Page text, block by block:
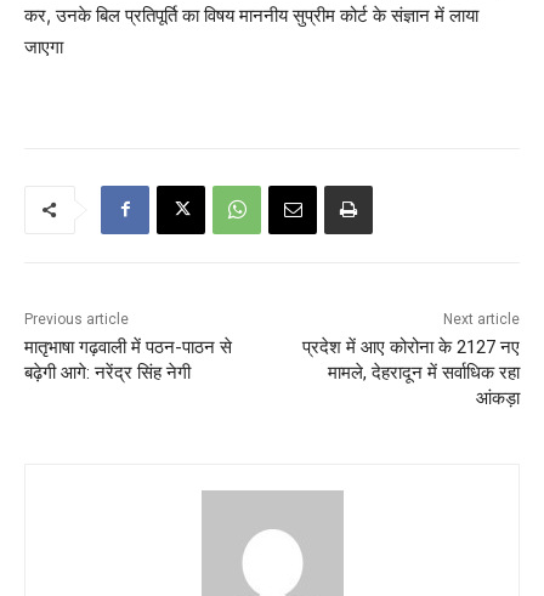
कर, उनके बिल प्रतिपूर्ति का विषय माननीय सुप्रीम कोर्ट के संज्ञान में लाया
जाएगा
Previous article
मातृभाषा गढ़वाली में पठन-पाठन से
बढ़ेगी आगे: नरेंद्र सिंह नेगी
Next article
प्रदेश में आए कोरोना के 2127 नए
मामले, देहरादून में सर्वाधिक रहा
आंकड़ा